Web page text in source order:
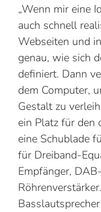
„Wenn mir eine
auch schnell
Webseiten und
genau, wie sich
definiert. Dann
dem Computer,
Gestalt zu
ein Platz für den
eine Schublade
für Dreiband-
Empfänger,